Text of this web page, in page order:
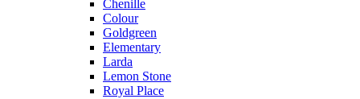
Chenille
Colour
Goldgreen
Elementary
Larda
Lemon Stone
Royal Place